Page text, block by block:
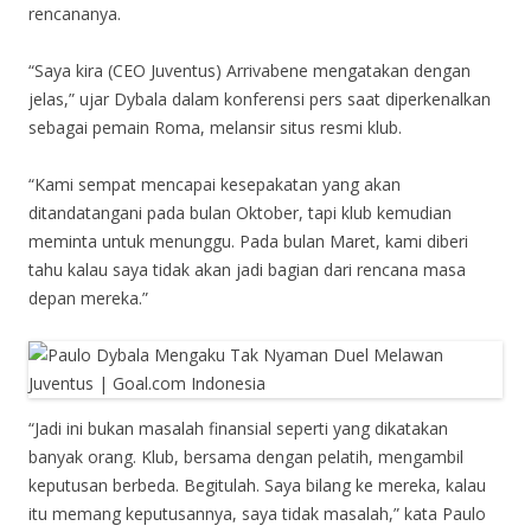
rencananya.
“Saya kira (CEO Juventus) Arrivabene mengatakan dengan
jelas,” ujar Dybala dalam konferensi pers saat diperkenalkan
sebagai pemain Roma, melansir situs resmi klub.
“Kami sempat mencapai kesepakatan yang akan
ditandatangani pada bulan Oktober, tapi klub kemudian
meminta untuk menunggu. Pada bulan Maret, kami diberi
tahu kalau saya tidak akan jadi bagian dari rencana masa
depan mereka.”
“Jadi ini bukan masalah finansial seperti yang dikatakan
banyak orang. Klub, bersama dengan pelatih, mengambil
keputusan berbeda. Begitulah. Saya bilang ke mereka, kalau
itu memang keputusannya, saya tidak masalah,” kata Paulo